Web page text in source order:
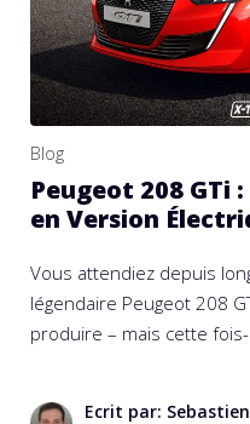
Blog
Peugeot 208 GTi
en Version
Vous attendiez depuis
légendaire Peugeot 208
produire – mais cette fois-
Ecrit par: Sebastien